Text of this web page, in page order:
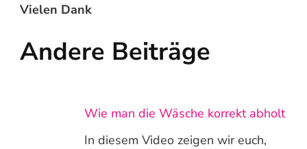
Vielen Dank
Andere Beiträge
Wie man die Wäsche korrekt abholt
In diesem Video zeigen wir euch,